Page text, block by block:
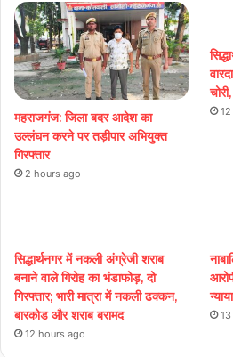
महराजगंज: जिला बदर आदेश का
उल्लंघन करने पर तड़ीपार अभियुक्त
गिरफ्तार
2 hours ago
सिद्धार्थनगर में नकली अंग्रेजी शराब
बनाने वाले गिरोह का भंडाफोड़, दो
गिरफ्तार; भारी मात्रा में नकली ढक्कन,
बारकोड और शराब बरामद
12 hours ago